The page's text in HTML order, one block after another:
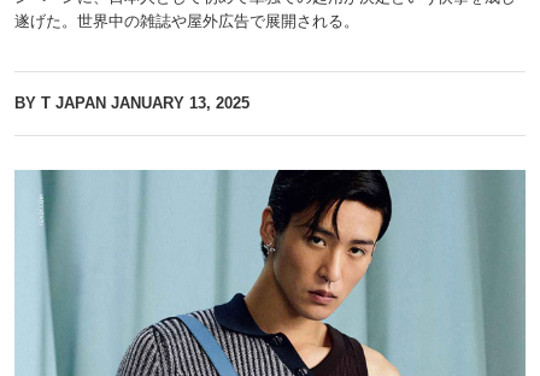
遂げた。世界中の雑誌や屋外広告で展開される。
BY T JAPAN JANUARY 13, 2025